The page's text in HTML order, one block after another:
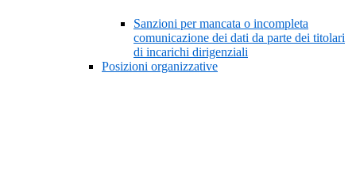
Sanzioni per mancata o incompleta
comunicazione dei dati da parte dei titolari
di incarichi dirigenziali
Posizioni organizzative